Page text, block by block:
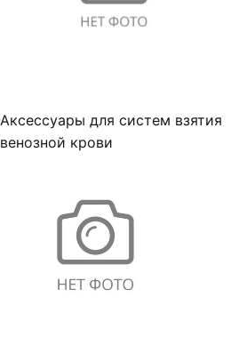
Аксессуары для систем взятия
венозной крови